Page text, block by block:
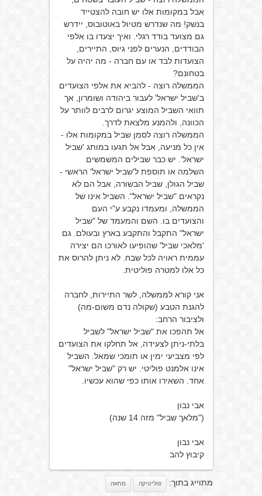
אבל במקומות אלו יש חובה להצטייד
בנשק! מה שנדרש מטיול באוטובוס, יידרש
גם מצועד בודד רגלי. ואיך יצעדו בו אלפי
הבודדים, הנערים לפני גיוס, התיירים,
הצועדות לבד או עם חברה - מה יהיה על
בטחונם?
הממשלה רוצה - להביא את אלפי הצועדים
ב'שביל ישראל' לעבור ביהודה ושומרון, אך
תוואי השביל המוצע יגרום לרבים לוותר על
הכוונה, ולהמנע מלצאת לדרך.
הממשלה רוצה לסמן שביל במקומות אלו -
אין כל מניעה, אבל אל תגעו במותג 'שביל
ישראל'. יש כבר שבילים המשמשים
השלמה או תוספת ל'שביל ישראל' הראשי -
שביל הגולן, שביל הבשורה, אבל הם לא
נקראים "שביל ישראל". השביל אינו של
הממשלה, ומעמדו נקבע ע"י העם
והצועדים בו. השם והמעמד של "שביל
ישראל" התקבל והתקבע בארץ ובעולם. גם
'מלאכי שביל' שהופיעו לאורכו הם יצירה
עממית ראויה לכל שבח. לא ניתן להרוס את
כל אלו למטרה פוליטית.
אני קורא לממשלה, לשר התיירות, לחברה
להגנת הטבע (שקולה נדם משום-מה)
ולציבור הרחב:
אל תהפכו את "שביל ישראל" לשביל
בלתי-ניתן לצעידה, אל תחלקו את הצועדים
לפי מצביעי ימין או תומכי שמאל. השביל
אינו אלמנט פוליטי. יש רק "שביל ישראל"
אחד. השאירו אותו כפי שהוא עכשיו.
אבי נבון
("מלאך שביל" מזה 14 שנה)
אבי נבון
קיבוץ להב
מתוייג בתוך: פוליטיקה מחאה